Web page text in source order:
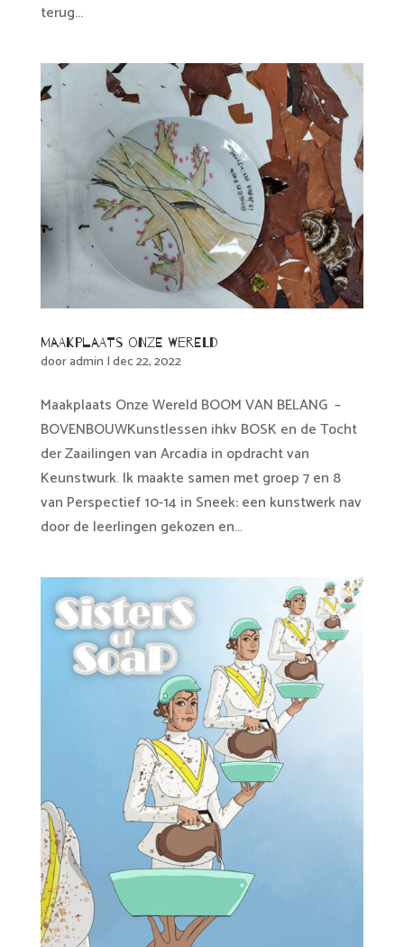
terug...
Maakplaats Onze Wereld
dooradmin |dec 22, 2022
Maakplaats Onze Wereld BOOM VAN BELANG –
BOVENBOUWKunstlessen ihkv BOSK en de Tocht
der Zaailingen van Arcadia in opdracht van
Keunstwurk. Ik maakte samen met groep 7 en 8
van Perspectief 10-14 in Sneek: een kunstwerk nav
door de leerlingen gekozen en...